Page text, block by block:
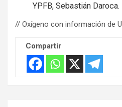
YPFB, Sebastián Daroca.
// Oxígeno con información de
Compartir